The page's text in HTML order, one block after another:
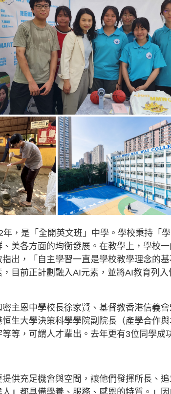
，是「全開英文班」中學。學校秉持「
美各方面的均衡發展。在教學上，學校一
出，「自主學習一直是學校教學理念的
目前正計劃融入AI元素，並將AI教育列入
主恩中學校長徐家賢、基督教香港信義會
生大學決策科學學院副院長（產學合作
等，可謂人才輩出。去年更有3位同學成
供充足機會與空間，讓他們發揮所長、追
』都具備學養、服務、感恩的特質。」因